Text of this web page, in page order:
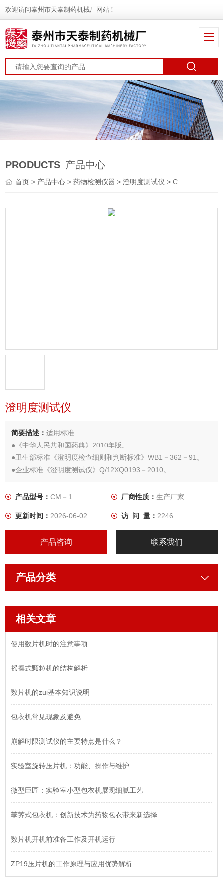
欢迎访问泰州市天泰制药机械厂网站！
PRODUCTS 产品中心
首页> 产品中心 >药物检测仪器 >澄明度测试仪 > CM－1澄明度测试仪
澄明度测试仪
简要描述：适用标准
●《中华人民共和国药典》2010年版。
●卫生部标准《澄明度检查细则和判断标准》WB1－362－91。
●企业标准《澄明度测试仪》Q/12XQ0193－2010。
产品型号：CM－1 厂商性质： 生产厂家
更新时间：2026-06-02 访 问 量： 2246
产品咨询 联系我们
产品分类
相关文章
使用数片机时的注意事项
摇摆式颗粒机的结构解析
数片机的zui基本知识说明
包衣机常见现象及避免
崩解时限测试仪的主要特点是什么？
实验室旋转压片机：功能、操作与维护
微型巨匠：实验室小型包衣机展现细腻工艺
荸荠式包衣机：创新技术为药物包衣带来新选择
数片机开机前准备工作及开机运行
ZP19压片机的工作原理与应用优势解析